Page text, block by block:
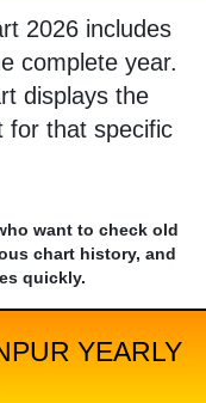
2026 includes
complete year.
displays the
for that specific
want to check old
chart history, and
quickly.
YEARLY